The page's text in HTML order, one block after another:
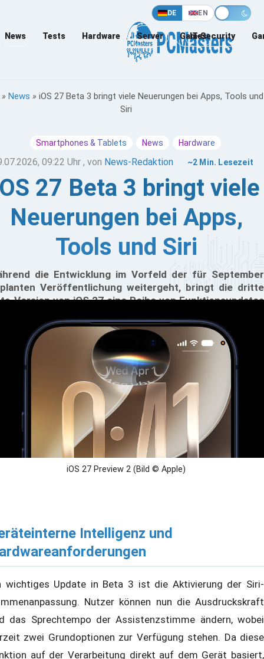
DE EN
News Tests Hardware Server Games
IT-Security
» News » iOS 27 Beta 3 bringt viele Neuerungen bei Apps, Tools und
Siri
Smartphones & Tablets News Hardware
09:22 Uhr , von News-Redaktion ~2 Min. Lesezeit
27 Beta 3 bringt viele
Neuerungen bei Apps,
Tools und Siri
die Entwicklung im Vorfeld der für September
Veröffentlichung weitergeht, bringt die dritte
Version von iOS 27 eine Reihe von Funktionsupdates
Benutzeroberfläche und hardwarespezifische
konzentrieren.
iOS 27 Preview 2 (Bild © Apple)
Intelligenz und
wichtiges Update in Beta 3 ist die Aktivierung der Siri-
Nutzer können nun die Ausdruckskraft
das Sprechtempo der Assistenzstimme ändern, wobei
zwei Grundoptionen zur Verfügung stehen. Da diese
auf der Verarbeitung direkt auf dem Gerät basiert,